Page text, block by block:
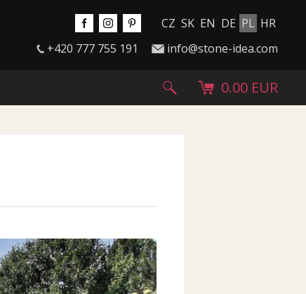
CZ SK EN DE PL HR
+420 777 755 191
info@stone-idea.com
0.00 EUR